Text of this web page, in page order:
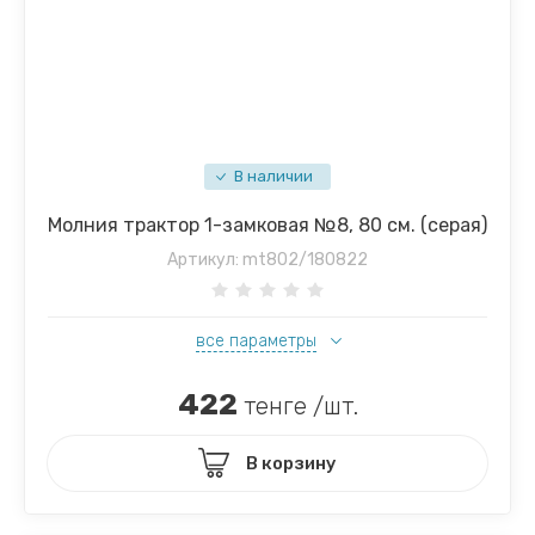
В наличии
Молния трактор 1-замковая №8, 80 см. (серая)
Артикул: mt802/180822
все параметры
422 тенге /шт.
В корзину